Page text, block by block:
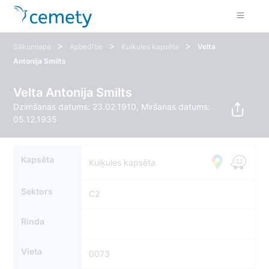
Sākumlapa > Apbedītie > Kuiķules kapsēta >
Velta
Antonija Smilts
Velta Antonija Smilts
Dzimšanas datums: 23.02.1910, Miršanas datums:
05.12.1935
Kapsēta Kuiķules kapsēta
Sektors C2
Rinda
Vieta 0073